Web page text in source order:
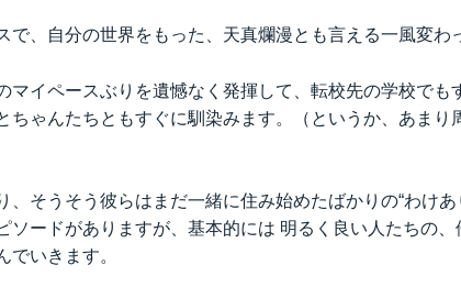
で、自分の世界をもった、天真爛漫とも言える一風変わ
マイペースぶりを遺憾なく発揮して、転校先の学校でも
ちゃんたちともすぐに馴染みます。（というか、あまり
、そうそう彼らはまだ一緒に住み始めたばかりの“わけあ
ソードがありますが、基本的には 明るく良い人たちの
でいきます。